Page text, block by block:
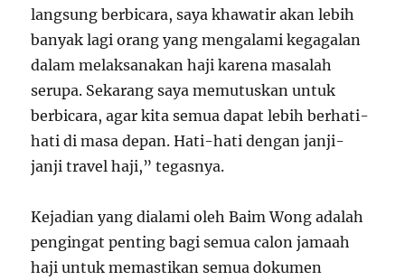
langsung berbicara, saya khawatir akan lebih
banyak lagi orang yang mengalami kegagalan
dalam melaksanakan haji karena masalah
serupa. Sekarang saya memutuskan untuk
berbicara, agar kita semua dapat lebih berhati-
hati di masa depan. Hati-hati dengan janji-
janji travel haji,” tegasnya.
Kejadian yang dialami oleh Baim Wong adalah
pengingat penting bagi semua calon jamaah
haji untuk memastikan semua dokumen